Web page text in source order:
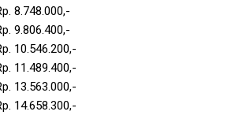
8.748.000,-
9.806.400,-
10.546.200,-
11.489.400,-
13.563.000,-
14.658.300,-